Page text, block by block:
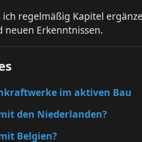
regelmäßig Kapitel
neuen Erkenntnissen.
im aktiven Bau
den Niederlanden?
Belgien?